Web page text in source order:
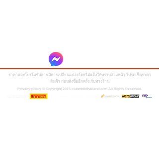
ราคาและโปรโมชั่นอาจมีการเปลี่ยนแปลงโดยไม่แจ้งให้ทราบล่วงหน้า โปรดเช็คราคา
สินค้า ก่อนสั่งซื้ออีกครั้ง กับทางร้าน
Privacy policy © Copyright 2015 clubmotothailand.com All Rights Reserved.